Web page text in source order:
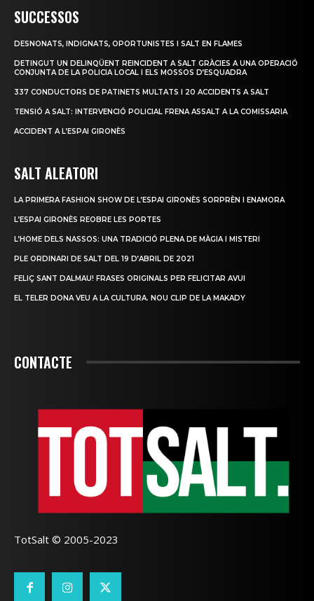
SUCCESSOS
DESNONATS, INDIGNATS, OPORTUNISTES I SALT EN FLAMES
DETINGUT UN DELINQÜENT REINCIDENT A SALT GRÀCIES A UNA OPERACIÓ
CONJUNTA DE LA POLICIA LOCAL I ELS MOSSOS D’ESQUADRA
337 CONDUCTORS DE PATINETS MULTATS I 20 ACCIDENTS A SALT
TENSIÓ A SALT: INTERVENCIÓ POLICIAL FRENA ASSALT A LA COMISSARIA
ACCIDENT A L’ESPAI GIRONÈS
SALT ALEATORI
LA PRIMERA FASHION SHOW DE L’ESPAI GIRONÈS SORPRÈN I ENAMORA
L’ESPAI GIRONÈS REOBRE LES PORTES
L’HOME DELS NASSOS: UNA TRADICIÓ PLENA DE MÀGIA I MISTERI
PLE ORDINARI DE SALT DEL 19 D’ABRIL DE 2021
FELIÇ SANT DALMAU! FRASES ORIGINALS PER FELICITAR AVUI
EL TELER DONA VEU A LA CULTURA. NOU CLIP DE LA MAKADY
CONTACTE
TotSalt © 2005-2023